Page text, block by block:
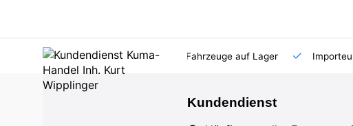
Großhandel viele Fahrzeuge auf Lager
Kundendienst